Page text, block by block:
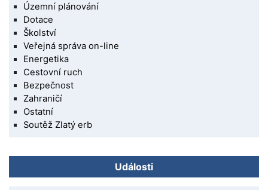
Územní plánování
Dotace
Školství
Veřejná správa on-line
Energetika
Cestovní ruch
Bezpečnost
Zahraničí
Ostatní
Soutěž Zlatý erb
Události